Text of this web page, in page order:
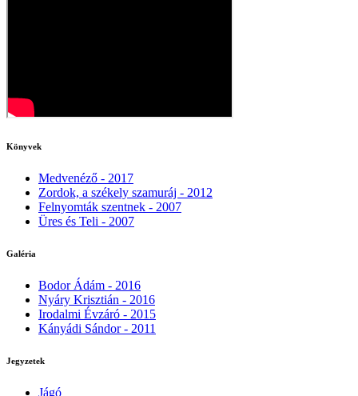
Könyvek
Medvenéző - 2017
Zordok, a székely szamuráj - 2012
Felnyomták szentnek - 2007
Üres és Teli - 2007
Galéria
Bodor Ádám - 2016
Nyáry Krisztián - 2016
Irodalmi Évzáró - 2015
Kányádi Sándor - 2011
Jegyzetek
Jágó